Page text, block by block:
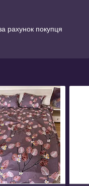
рахунок покупця